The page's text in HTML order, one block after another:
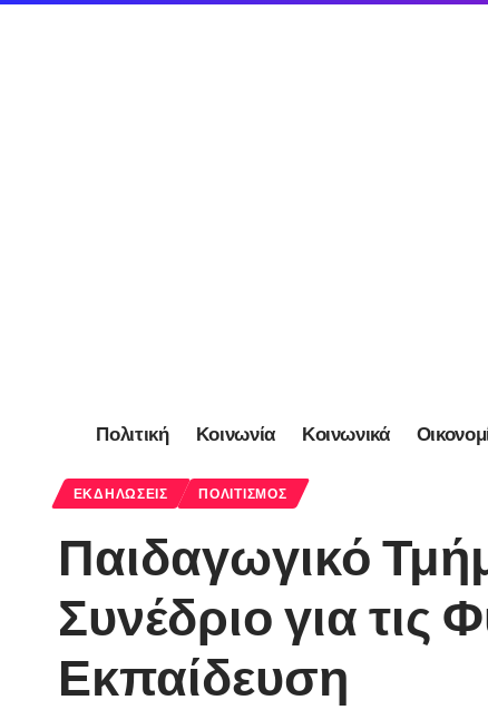
Πολιτική Κοινωνία Κοινωνικά
ΕΚΔΗΛΏΣΕΙΣ ΠΟΛΙΤΙΣΜΌΣ
Παιδαγωγικό
Συνέδριο για τις
Εκπαίδευση